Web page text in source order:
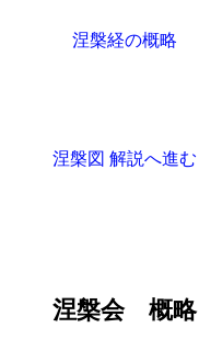
涅槃経の概略
涅槃図 解説へ進む
涅槃会 概略